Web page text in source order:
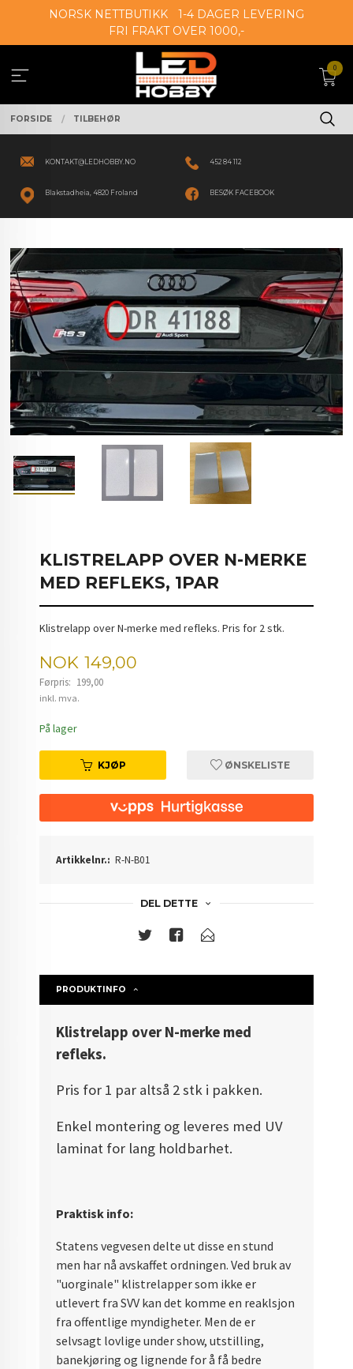
NORSK NETTBUTIKK
1-4 DAGER LEVERING
FRI FRAKT OVER 1000,-
0
FORSIDE TILBEHØR
KONTAKT@LEDHOBBY.NO 452 84 112
Blakstadheia, 4820 Froland BESØK FACEBOOK
KLISTRELAPP OVER N-MERKE
MED REFLEKS, 1PAR
Klistrelapp over N-merke med refleks. Pris for 2 stk.
Tilbud
NOK 149,00
Førpris: 199,00
Rabatt
inkl. mva.
På lager
KJØP ØNSKELISTE
Artikkelnr.: R-N-B01
DEL DETTE
PRODUKTINFO
Klistrelapp over N-merke med
refleks.
Pris for 1 par altså 2 stk i pakken.
Enkel montering og leveres med UV
laminat for lang holdbarhet.
Praktisk info:
Statens vegvesen delte ut disse en stund
men har nå avskaffet ordningen. Ved bruk av
"uorginale" klistrelapper som ikke er
utlevert fra SVV kan det komme en reaklsjon
fra offentlige myndigheter. Men de er
selvsagt lovlige under show, utstilling,
banekjøring og lignende for å få bedre